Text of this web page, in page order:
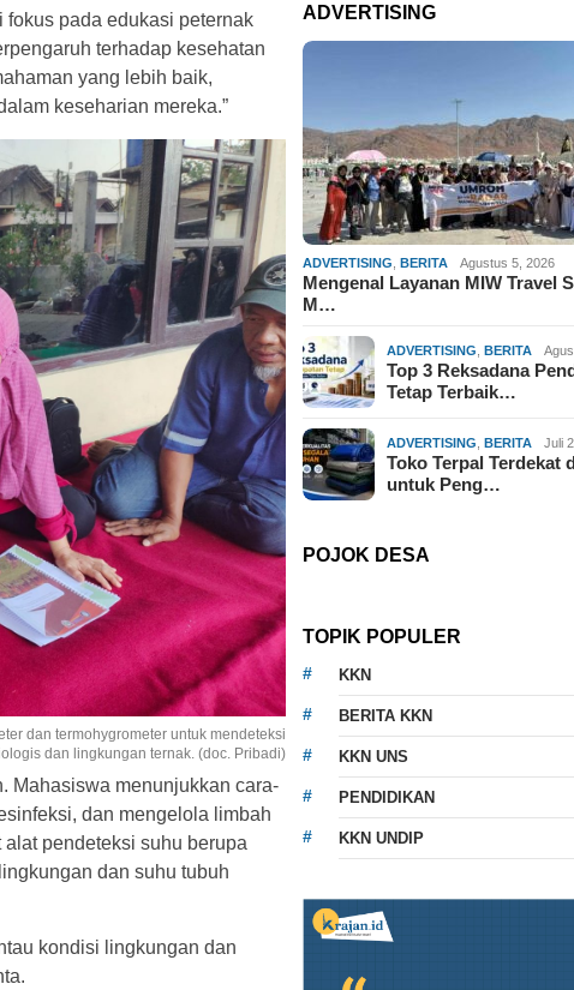
fokus pada edukasi peternak
terhadap kesehatan
yang lebih baik,
keseharian mereka.”
dan termohygrometer untuk mendeteksi
dan lingkungan ternak. (doc. Pribadi)
Mahasiswa menunjukkan cara-
dan mengelola limbah
pendeteksi suhu berupa
dan suhu tubuh
kondisi lingkungan dan
ADVERTISING
ADVERTISING ,BERITA Agustus 5, 2026
Mengenal Layanan MIW Travel
M…
ADVERTISING ,BERITA
Top 3 Reksadana
Tetap Terbaik…
ADVERTISING ,BERITA Juli
Toko Terpal Terdekat
untuk Peng…
POJOK DESA
TOPIK POPULER
KKN
BERITA KKN
KKN UNS
PENDIDIKAN
KKN UNDIP